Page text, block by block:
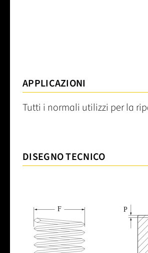
APPLICAZIONI
Tutti i normali utilizzi per la
DISEGNO TECNICO